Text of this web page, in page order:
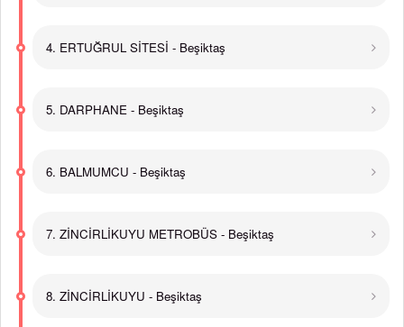
4. ERTUĞRUL SİTESİ - Beşiktaş
5. DARPHANE - Beşiktaş
6. BALMUMCU - Beşiktaş
7. ZİNCİRLİKUYU METROBÜS - Beşiktaş
8. ZİNCİRLİKUYU - Beşiktaş